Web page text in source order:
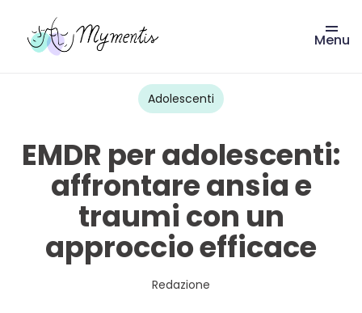
Vai
Menu
Adolescenti
EMDR per adolescenti:
affrontare ansia e
traumi con un
approccio efficace
Redazione